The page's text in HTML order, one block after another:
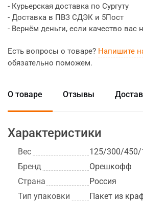
- Курьерская доставка по Сургуту
- Доставка в ПВЗ СДЭК и 5Пост
- Вернём деньги, если качество вас
Есть вопросы о товаре? Напишите
обязательно поможем.
О товаре Отзывы
Характеристики
Вес
125/300/450/
Бренд
Орешкофф
Страна
Россия
Тип упаковки
Пакет из